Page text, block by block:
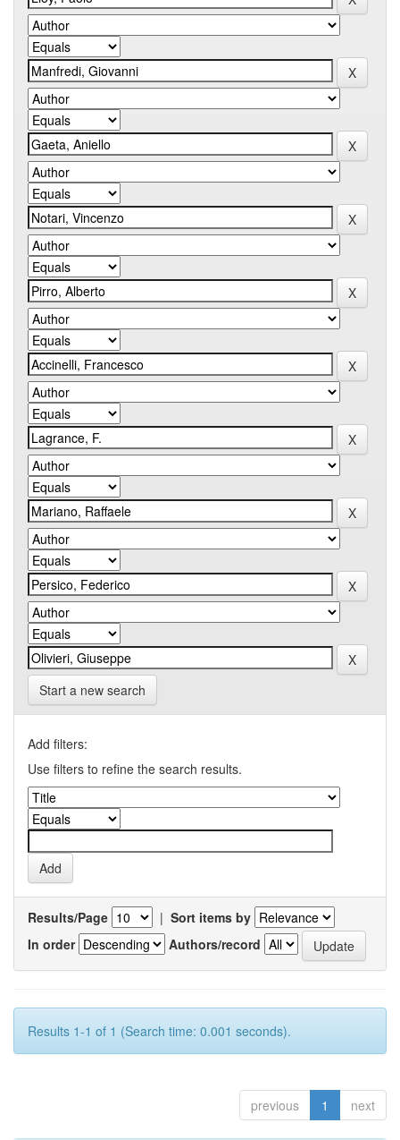
Start a new search
Add filters:
Use filters to refine the search results.
Results/Page | Sort items by
In order
Authors/record
Results 1-1 of 1 (Search time: 0.001 seconds).
previous 1 next